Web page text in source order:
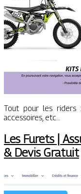
Tout pour les riders
accessoires, etc…
Les Furets |
& Devis Gratuit